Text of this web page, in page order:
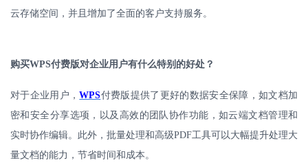
云存储空间，并且增加了全面的客户支持服务。
购买WPS付费版对企业用户有什么特别的好处？
对于企业用户，WPS付费版提供了更好的数据安全保障，如文档加
密和安全分享选项，以及高效的团队协作功能，如云端文档管理和
实时协作编辑。此外，批量处理和高级PDF工具可以大幅提升处理大
量文档的能力，节省时间和成本。